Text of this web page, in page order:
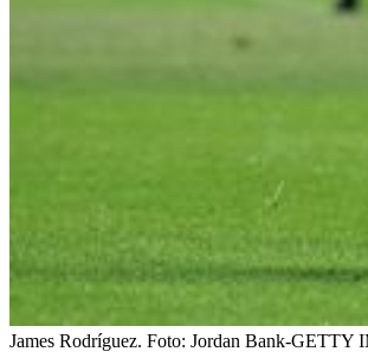
James Rodríguez. Foto: Jordan Bank-GETTY